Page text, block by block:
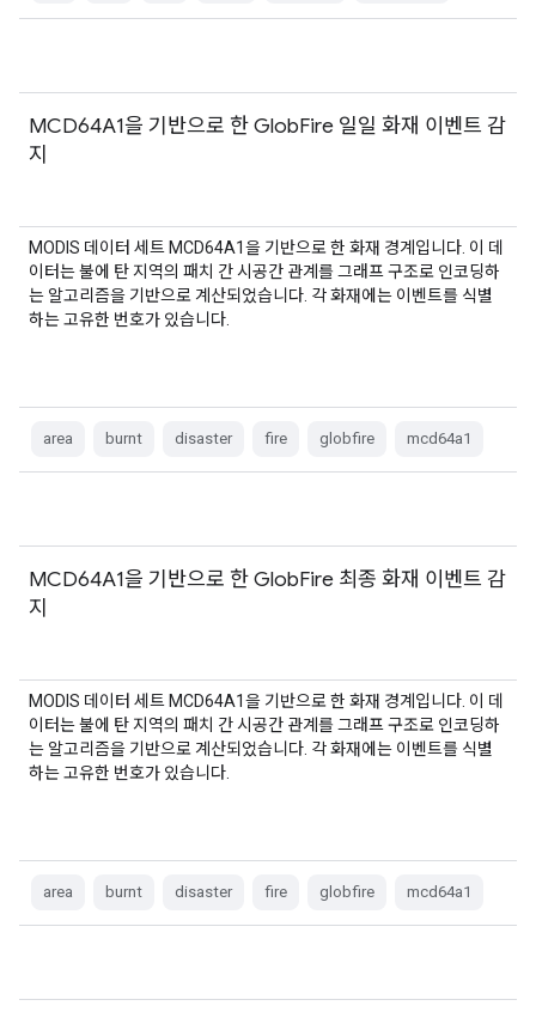
MCD64A1을 기반으로 한 GlobFire 일일 화재 이벤트 감
지
MODIS 데이터 세트 MCD64A1을 기반으로 한 화재 경계입니다. 이 데
이터는 불에 탄 지역의 패치 간 시공간 관계를 그래프 구조로 인코딩하
는 알고리즘을 기반으로 계산되었습니다. 각 화재에는 이벤트를 식별
하는 고유한 번호가 있습니다.
area burnt disaster fire globfire mcd64a1
MCD64A1을 기반으로 한 GlobFire 최종 화재 이벤트 감
지
MODIS 데이터 세트 MCD64A1을 기반으로 한 화재 경계입니다. 이 데
이터는 불에 탄 지역의 패치 간 시공간 관계를 그래프 구조로 인코딩하
는 알고리즘을 기반으로 계산되었습니다. 각 화재에는 이벤트를 식별
하는 고유한 번호가 있습니다.
area burnt disaster fire globfire mcd64a1